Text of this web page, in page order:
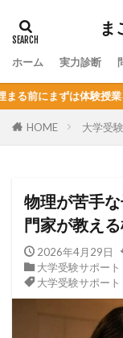
ま
ホーム 実力診断
HOME 大学受
物理が苦手
門家が教え
2026年4月29日
大学受験サポート
大学受験サポート